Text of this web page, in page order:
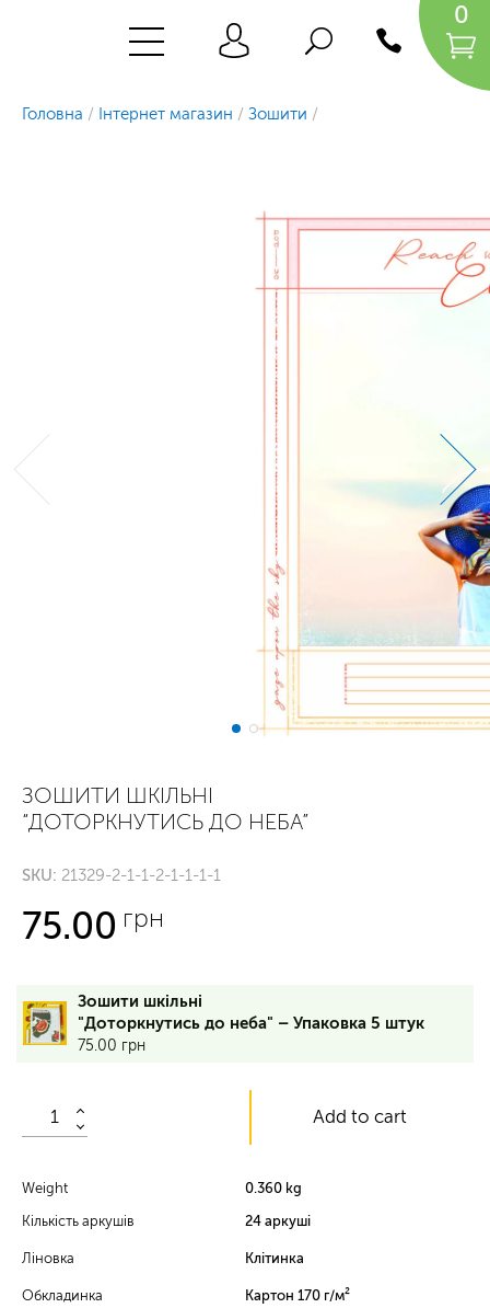
Головна / Інтернет магазин / Зошити /
0
ЗОШИТИ ШКІЛЬНІ
“ДОТОРКНУТИСЬ ДО НЕБА”
SKU: 21329-2-1-1-2-1-1-1-1
75.00грн
аркуші,
клітинка,
обкладинка
м²,
блок
55
г/
УФ-
Зошити шкільні
"Доторкнутись до неба" – Упаковка 5 штук
75.00 грн
Add to cart
Weight
0.360 kg
Кількість аркушів
24 аркуші
Ліновка Клітинка
Обкладинка Картон 170 г/м²